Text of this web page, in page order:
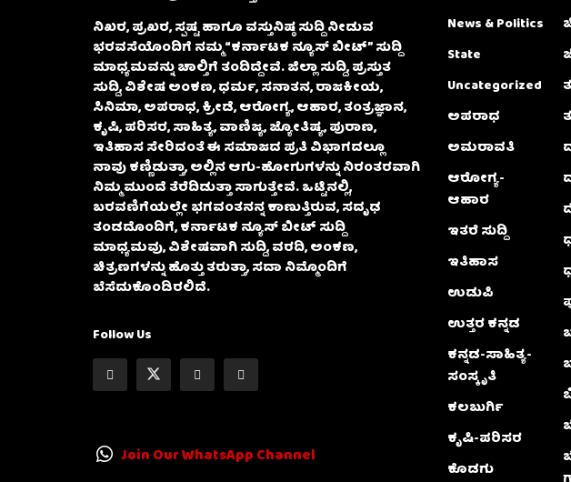
ನಿಖರ, ಪ್ರಖರ, ಸ್ಪಷ್ಟ ಹಾಗೂ ವಸ್ತುನಿಷ್ಠ ಸುದ್ದಿ ನೀಡುವ
ಭರವಸೆಯೊಂದಿಗೆ ನಮ್ಮ “ಕರ್ನಾಟಕ ನ್ಯೂಸ್ ಬೀಟ್” ಸುದ್ದಿ
ಮಾಧ್ಯಮವನ್ನು ಚಾಲ್ತಿಗೆ ತಂದಿದ್ದೇವೆ. ಜಿಲ್ಲಾ ಸುದ್ದಿ, ಪ್ರಸ್ತುತ
ಸುದ್ದಿ, ವಿಶೇಷ ಅಂಕಣ, ಧರ್ಮ, ಸನಾತನ, ರಾಜಕೀಯ,
ಸಿನಿಮಾ, ಅಪರಾಧ, ಕ್ರೀಡೆ, ಆರೋಗ್ಯ, ಆಹಾರ, ತಂತ್ರಜ್ಞಾನ,
ಕೃಷಿ, ಪರಿಸರ, ಸಾಹಿತ್ಯ, ವಾಣಿಜ್ಯ, ಜ್ಯೋತಿಷ್ಯ, ಪುರಾಣ,
ಇತಿಹಾಸ ಸೇರಿದಂತೆ ಈ ಸಮಾಜದ ಪ್ರತಿ ವಿಭಾಗದಲ್ಲೂ
ನಾವು ಕಣ್ಣಿಡುತ್ತಾ, ಅಲ್ಲಿನ ಆಗು-ಹೋಗುಗಳನ್ನು ನಿರಂತರವಾಗಿ
ನಿಮ್ಮ ಮುಂದೆ ತೆರೆದಿಡುತ್ತಾ ಸಾಗುತ್ತೇವೆ. ಒಟ್ಟಿನಲ್ಲಿ,
ಬರವಣಿಗೆಯಲ್ಲೇ ಭಗವಂತನನ್ನ ಕಾಣುತ್ತಿರುವ, ಸದೃಢ
ತಂಡದೊಂದಿಗೆ, ಕರ್ನಾಟಕ ನ್ಯೂಸ್ ಬೀಟ್ ಸುದ್ದಿ
ಮಾಧ್ಯಮವು, ವಿಶೇಷವಾಗಿ ಸುದ್ದಿ, ವರದಿ, ಅಂಕಣ,
ಚಿತ್ರಣಗಳನ್ನು ಹೊತ್ತು ತರುತ್ತಾ, ಸದಾ ನಿಮ್ಮೊಂದಿಗೆ
ಬೆಸೆದುಕೊಂಡಿರಲಿದೆ.
Follow Us
Join Our WhatsApp Channel
News & Politics
State
Uncategorized
ಅಪರಾಧ
ಅಮರಾವತಿ
ಆರೋಗ್ಯ-
ಆಹಾರ
ಇತರೆ ಸುದ್ದಿ
ಇತಿಹಾಸ
ಉಡುಪಿ
ಉತ್ತರ ಕನ್ನಡ
ಕನ್ನಡ-ಸಾಹಿತ್ಯ-
ಸಂಸ್ಕೃತಿ
ಕಲಬುರ್ಗಿ
ಕೃಷಿ-ಪರಿಸರ
ಕೊಡಗು